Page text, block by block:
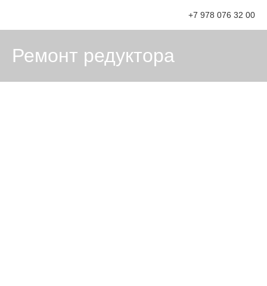
+7 978 076 32 00
Ремонт редуктора